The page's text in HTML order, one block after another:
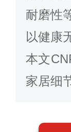
耐磨性
以健康
本文
家居细